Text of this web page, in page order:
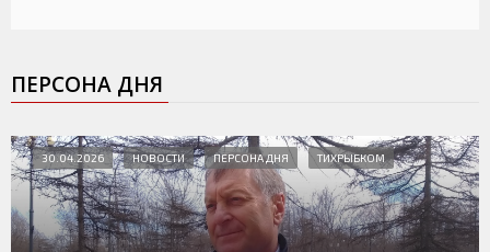
ПЕРСОНА ДНЯ
30.04.2026 НОВОСТИ ПЕРСОНА ДНЯ ТИХРЫБКОМ